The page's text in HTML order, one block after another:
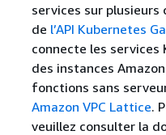
services sur plusieurs
de l’API Kubernetes
connecte les services
des instances
fonctions sans
Amazon VPC Lattice.
veuillez consulter la